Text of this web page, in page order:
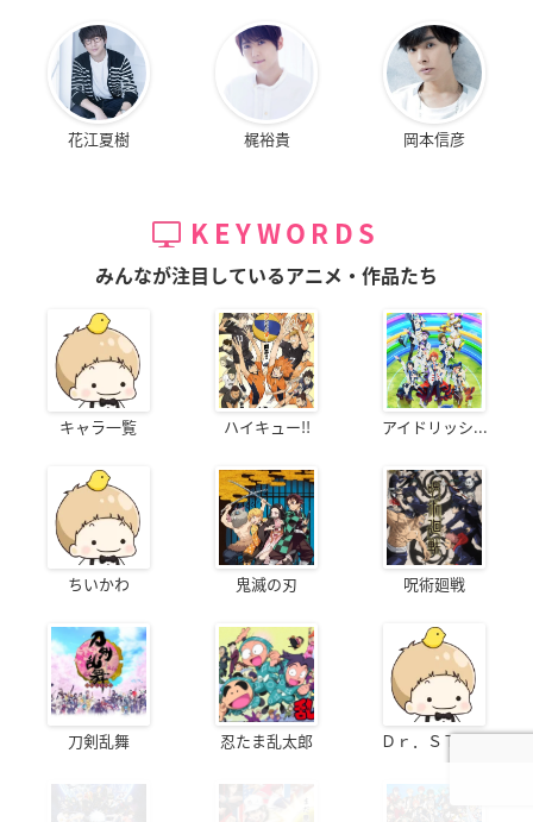
花江夏樹 梶裕貴 岡本信彦
KEYWORDS
みんなが注目しているアニメ・作品たち
キャラ一覧 ハイキュー!! アイドリッシ...
ちいかわ 鬼滅の刃 呪術廻戦
刀剣乱舞 忍たま乱太郎 Ｄｒ．ＳＴＯ...